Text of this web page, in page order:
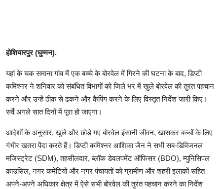
होशियारपुर (घुम्मन).
यहां के चक समाना गांव में एक बच्चे के बोरवेल में गिरने की घटना के बाद, डिप्टी
कमिश्नर ने शनिवार को संबंधित विभागों को जिले भर में खुले बोरवेल की तुरंत पहचान
करने और उन्हें ठीक से ढकने और कैपिंग करने के लिए विस्तृत निर्देश जारी किए।
सर्वे अगले सात दिनों में पूरा हो जाएगा।
आदेशों के अनुसार, खुले और छोड़े गए बोरवेल इंसानी जीवन, खासकर बच्चों के लिए
गंभीर खतरा पैदा करते हैं। डिप्टी कमिश्नर आशिका जैन ने सभी सब-डिविजनल
मजिस्ट्रेट (SDM), तहसीलदार, ब्लॉक डेवलपमेंट ऑफिसर (BDO), म्युनिसिपल
काउंसिल, नगर कमेटियों और नगर पंचायतों को ग्रामीण और शहरी इलाकों सहित
अपने-अपने अधिकार क्षेत्र में ऐसे सभी बोरवेल की तुरंत पहचान करने का निर्देश